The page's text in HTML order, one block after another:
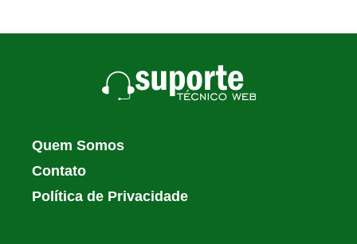
Quem Somos
Contato
Política de Privacidade